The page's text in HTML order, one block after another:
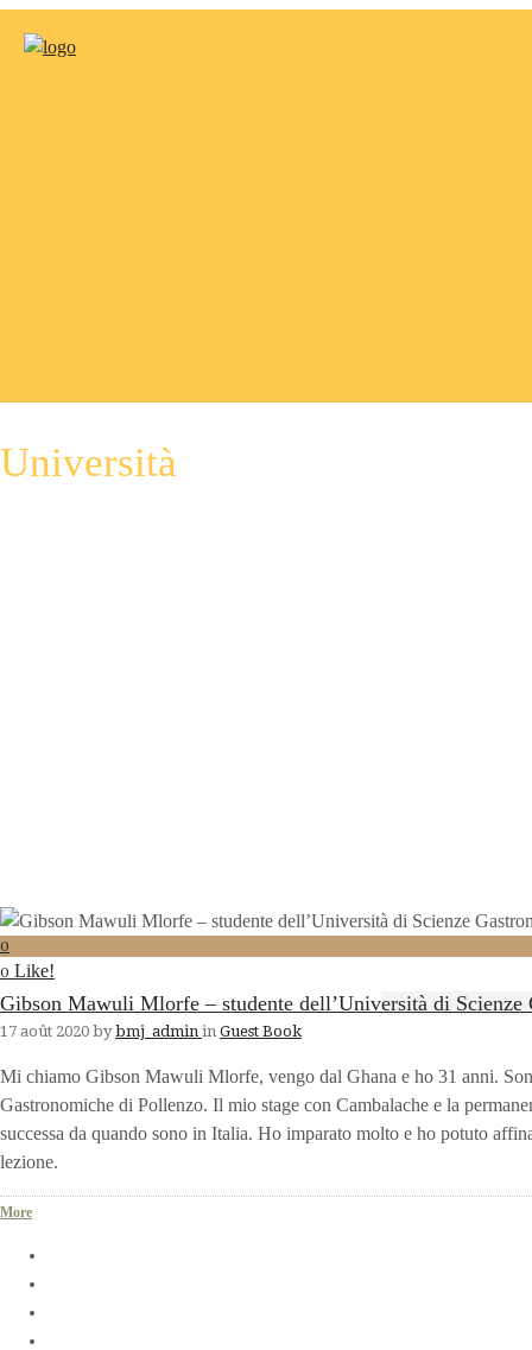
Università
0
0 Like!
Gibson Mawuli Mlorfe – studente dell’Università di Scienze
17 août 2020 by bmj_admin in Guest Book
Mi chiamo Gibson Mawuli Mlorfe, vengo dal Ghana e ho 31 anni.
Gastronomiche di Pollenzo. Il mio stage con Cambalache e la
successa da quando sono in Italia. Ho imparato molto e ho potuto
lezione.
More